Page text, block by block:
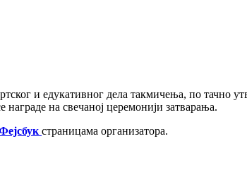
и едукативног дела такмичења, по тачно
на свечаној церемонији затварања.
страницама организатора.